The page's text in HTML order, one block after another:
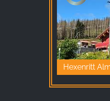
Hexenritt
İstatistik Çerezleri
bilgiler,
kullandığını
Google Analytics
_ga, _gid, _gac_gb_